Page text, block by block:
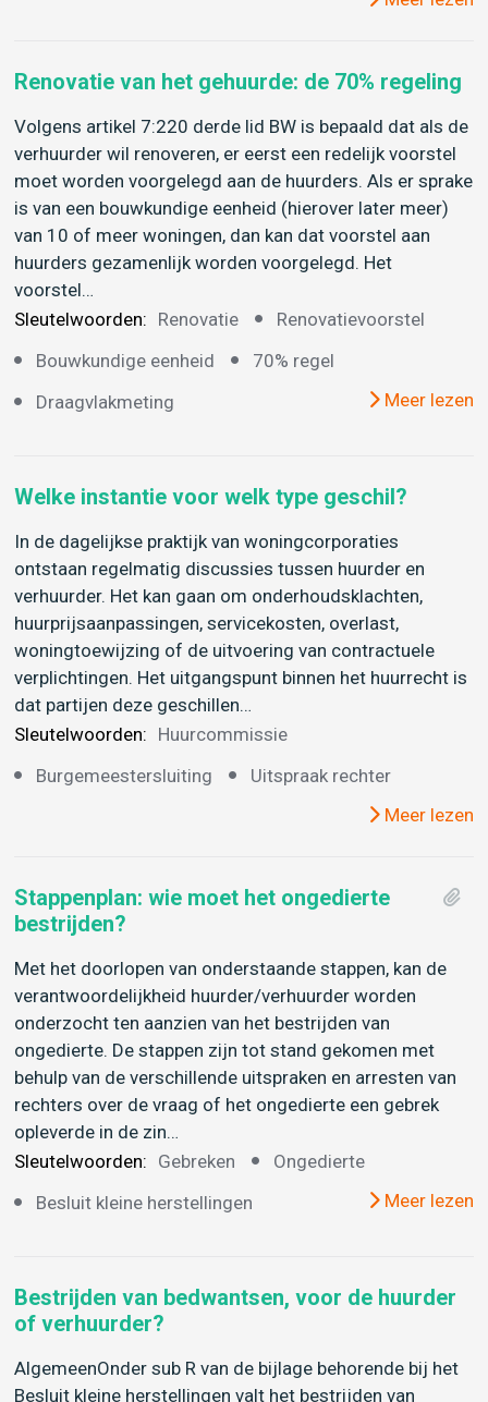
Renovatie van het gehuurde: de 70% regeling
Volgens artikel 7:220 derde lid BW is bepaald dat als de
verhuurder wil renoveren, er eerst een redelijk voorstel
moet worden voorgelegd aan de huurders. Als er sprake
is van een bouwkundige eenheid (hierover later meer)
van 10 of meer woningen, dan kan dat voorstel aan
huurders gezamenlijk worden voorgelegd. Het
voorstel…
Sleutelwoorden: Renovatie
Renovatievoorstel
Bouwkundige eenheid
70% regel
Draagvlakmeting
Meer lezen
Welke instantie voor welk type geschil?
In de dagelijkse praktijk van woningcorporaties
ontstaan regelmatig discussies tussen huurder en
verhuurder. Het kan gaan om onderhoudsklachten,
huurprijsaanpassingen, servicekosten, overlast,
woningtoewijzing of de uitvoering van contractuele
verplichtingen. Het uitgangspunt binnen het huurrecht is
dat partijen deze geschillen…
Sleutelwoorden: Huurcommissie
Burgemeestersluiting
Uitspraak rechter
Meer lezen
Stappenplan: wie moet het ongedierte
bestrijden?
Met het doorlopen van onderstaande stappen, kan de
verantwoordelijkheid huurder/verhuurder worden
onderzocht ten aanzien van het bestrijden van
ongedierte. De stappen zijn tot stand gekomen met
behulp van de verschillende uitspraken en arresten van
rechters over de vraag of het ongedierte een gebrek
opleverde in de zin…
Sleutelwoorden: Gebreken
Ongedierte
Besluit kleine herstellingen
Meer lezen
Bestrijden van bedwantsen, voor de huurder
of verhuurder?
AlgemeenOnder sub R van de bijlage behorende bij het
Besluit kleine herstellingen valt het bestrijden van